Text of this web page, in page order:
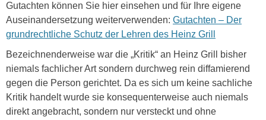
Gutachten können Sie hier einsehen und für Ihre eigene
Auseinandersetzung weiterverwenden: Gutachten – Der
grundrechtliche Schutz der Lehren des Heinz Grill
Bezeichnenderweise war die „Kritik“ an Heinz Grill bisher
niemals fachlicher Art sondern durchweg rein diffamierend
gegen die Person gerichtet. Da es sich um keine sachliche
Kritik handelt wurde sie konsequenterweise auch niemals
direkt angebracht, sondern nur versteckt und ohne